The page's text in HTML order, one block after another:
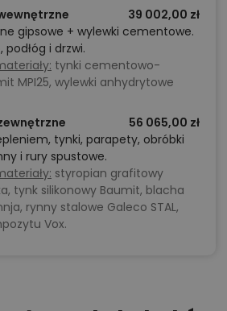
39 002,00 zł
gipsowe + wylewki cementowe.
podłóg i drzwi.
tynki cementowo-
MPI25, wylewki anhydrytowe
56 065,00 zł
tynki, parapety, obróbki
i rury spustowe.
styropian grafitowy
tynk silikonowy Baumit, blacha
rynny stalowe Galeco STAL,
Vox.